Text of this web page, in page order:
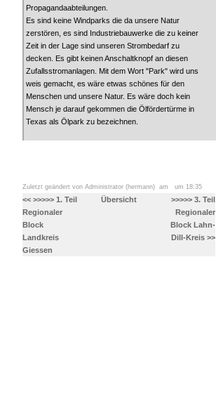
Propagandaabteilungen.
Es sind keine Windparks die da unsere Natur
zerstören, es sind Industriebauwerke die zu keiner
Zeit in der Lage sind unseren Strombedarf zu
decken. Es gibt keinen Anschaltknopf an diesen
Zufallsstromanlagen. Mit dem Wort "Park" wird uns
weis gemacht, es wäre etwas schönes für den
Menschen und unsere Natur. Es wäre doch kein
Mensch je darauf gekommen die Ölfördertürme in
Texas als Ölpark zu bezeichnen.
Zuletzt geändert von Administrator (hermann) am um 18:35
<< >>>>> 1. Teil
Regionaler
Block
Landkreis
Giessen
Übersicht
>>>>> 3. Teil
Regionaler
Block Lahn-
Dill-Kreis >>